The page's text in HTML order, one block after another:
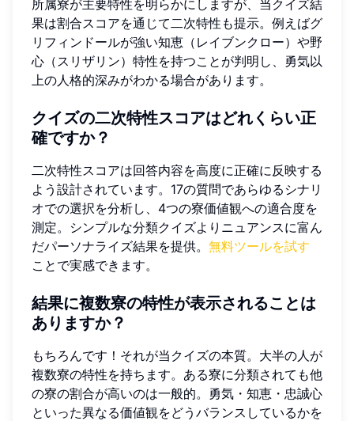
所属寮が主要特性を明らかにしますが、当クイズ結
果は割合スコアを通じて二次特性も提示。例えばグ
リフィンドールが強い知恵（レイブンクロー）や野
心（スリザリン）特性を持つことが判明し、勇気以
上の人格的深みがわかる場合があります。
クイズの二次特性スコアはどれくらい正
確ですか？
二次特性スコアは回答内容を高度に正確に反映する
よう設計されています。17の質問であらゆるシナリ
オでの選択を分析し、4つの寮価値観への適合度を
測定。シンプルな分類クイズよりニュアンスに富ん
だパーソナライズ結果を提供。 無料ツールを試す
ことで実感できます。
結果に複数寮の特性が表示されることは
ありますか？
もちろんです！それが当クイズの本質。大半の人が
複数寮の特性を持ちます。ある寮に分類されても他
の寮の割合が高いのは一般的。勇気・知恵・忠誠心
といった異なる価値観をどうバランスしているかを